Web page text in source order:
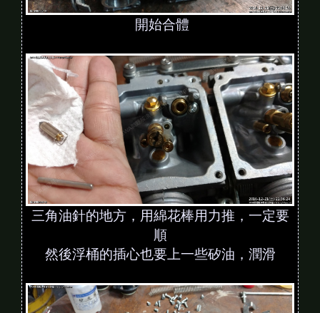
開始合體
三角油針的地方，用綿花棒用力推，一定要
順
然後浮桶的插心也要上一些矽油，潤滑